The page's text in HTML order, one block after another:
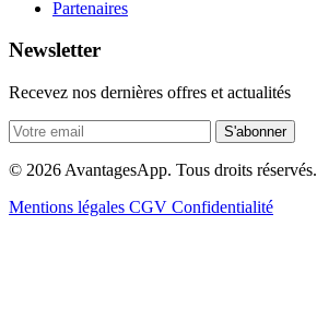
Partenaires
Newsletter
Recevez nos dernières offres et actualités
S'abonner
© 2026 AvantagesApp. Tous droits réservés.
Mentions légales CGV Confidentialité